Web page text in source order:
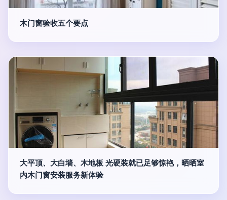
木门窗验收五个要点
大平顶、大白墙、木地板 光硬装就已足够惊艳，晒晒室
内木门窗安装服务新体验